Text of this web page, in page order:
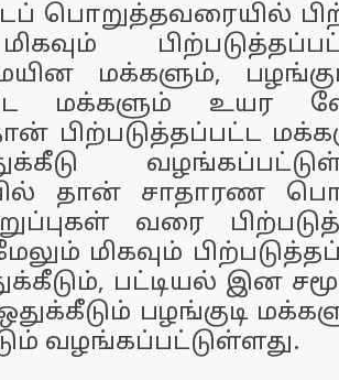
பொறுத்தவரையில்
மக்களும்,
மக்களும் உயர
பிற்படுத்தப்பட்ட
தான் சாதாரண
வரை
மிகவும்
பட்டியல் இன
பழங்குடி
வழங்கப்பட்டுள்ளது.